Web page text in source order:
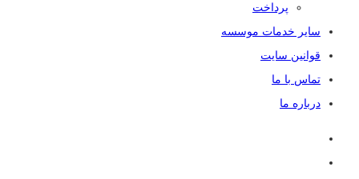
پرداخت
سایر خدمات موسسه
قوانین سایت
تماس با ما
درباره ما